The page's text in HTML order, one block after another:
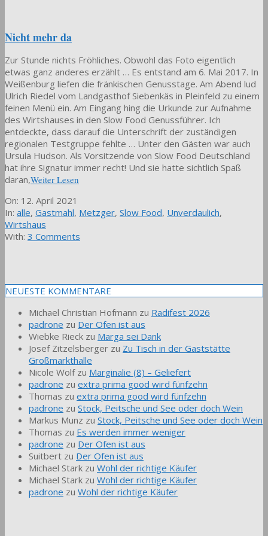
Nicht mehr da
Zur Stunde nichts Fröhliches. Obwohl das Foto eigentlich
etwas ganz anderes erzählt … Es entstand am 6. Mai 2017. In
Weißenburg liefen die fränkischen Genusstage. Am Abend lud
Ulrich Riedel vom Landgasthof Siebenkäs in Pleinfeld zu einem
feinen Menü ein. Am Eingang hing die Urkunde zur Aufnahme
des Wirtshauses in den Slow Food Genussführer. Ich
entdeckte, dass darauf die Unterschrift der zuständigen
regionalen Testgruppe fehlte … Unter den Gästen war auch
Ursula Hudson. Als Vorsitzende von Slow Food Deutschland
hat ihre Signatur immer recht! Und sie hatte sichtlich Spaß
daran,Weiter Lesen
2021-
04-
12
On: 12. April 2021
In: alle, Gastmahl, Metzger, Slow Food, Unverdaulich,
Wirtshaus
With: 3 Comments
NEUESTE KOMMENTARE
Michael Christian Hofmann zu Radifest 2026
padrone zu Der Ofen ist aus
Wiebke Rieck zu Marga sei Dank
Josef Zitzelsberger zu Zu Tisch in der Gaststätte
Großmarkthalle
Nicole Wolfzu Marginalie (8) – Geliefert
padrone zu extra prima good wird fünfzehn
Thomas zu extra prima good wird fünfzehn
padrone zu Stock, Peitsche und See oder doch Wein
Markus Munz zu Stock, Peitsche und See oder doch Wein
Thomas zu Es werden immer weniger
padrone zu Der Ofen ist aus
Suitbert zu Der Ofen ist aus
Michael Stark zu Wohl der richtige Käufer
Michael Stark zu Wohl der richtige Käufer
padrone zu Wohl der richtige Käufer